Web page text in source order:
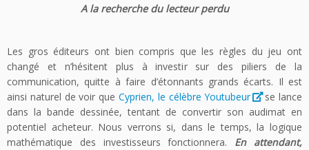
A la recherche du lecteur perdu
Les gros éditeurs ont bien compris que les règles du jeu ont
changé et n’hésitent plus à investir sur des piliers de la
communication, quitte à faire d’étonnants grands écarts. Il est
ainsi naturel de voir que Cyprien, le célèbre Youtubeur
se lance
dans la bande dessinée, tentant de convertir son audimat en
potentiel acheteur. Nous verrons si, dans le temps, la logique
mathématique des investisseurs fonctionnera. En attendant,